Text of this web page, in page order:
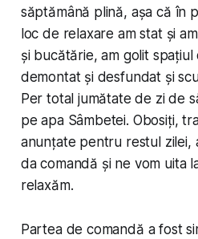
săptămână plină, așa că în
loc de relaxare am stat și
și bucătărie, am golit
demontat și desfundat și
Per total jumătate de zi de
pe apa Sâmbetei. Obosiți,
anunțate pentru restul zilei,
da comandă și ne vom uita
relaxăm.
Partea de comandă a fost